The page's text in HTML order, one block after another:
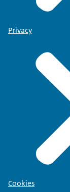
Privacy
Cookies